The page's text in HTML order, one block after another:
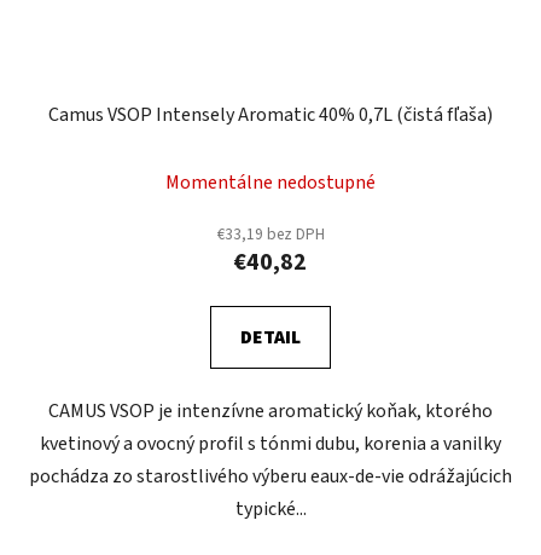
Camus VSOP Intensely Aromatic 40% 0,7L (čistá fľaša)
Momentálne nedostupné
€33,19 bez DPH
€40,82
DETAIL
CAMUS VSOP je intenzívne aromatický koňak, ktorého
kvetinový a ovocný profil s tónmi dubu, korenia a vanilky
pochádza zo starostlivého výberu eaux-de-vie odrážajúcich
typické...